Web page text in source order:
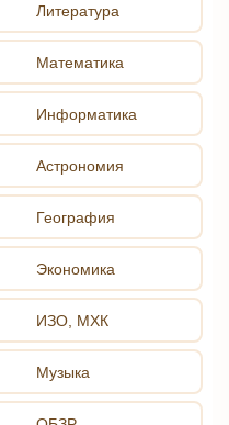
Литература
Математика
Информатика
Астрономия
География
Экономика
ИЗО, МХК
Музыка